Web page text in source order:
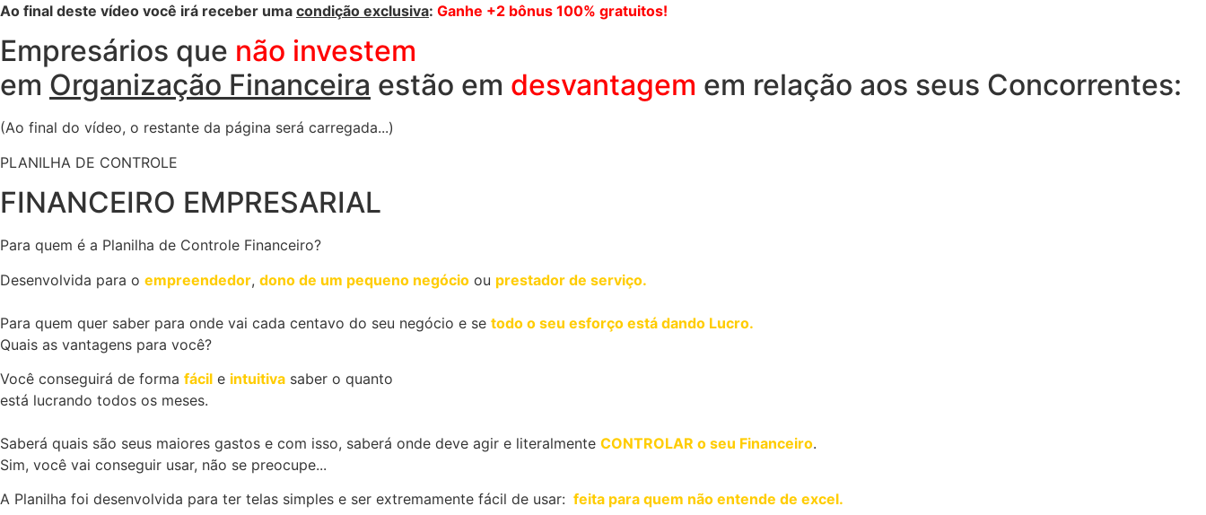
Ao final deste vídeo você irá receber uma condição exclusiva: Ganhe +2 bônus 100% gratuitos!
Empresários que não investem
em Organização Financeira estão em desvantagem em relação aos seus Concorrentes:
(Ao final do vídeo, o restante da página será carregada...)
PLANILHA DE CONTROLE
FINANCEIRO EMPRESARIAL
Para quem é a Planilha de Controle Financeiro?
Desenvolvida para o empreendedor, dono de um pequeno negócio ou prestador de serviço.
Para quem quer saber para onde vai cada centavo do seu negócio e se todo o seu esforço está dando Lucro.
Quais as vantagens para você?
Você conseguirá de forma fácil e intuitiva saber o quanto
está lucrando todos os meses.
Saberá quais são seus maiores gastos e com isso, saberá onde deve agir e literalmente CONTROLAR o seu Financeiro.
Sim, você vai conseguir usar, não se preocupe...
A Planilha foi desenvolvida para ter telas simples e ser extremamente fácil de usar: feita para quem não entende de excel.